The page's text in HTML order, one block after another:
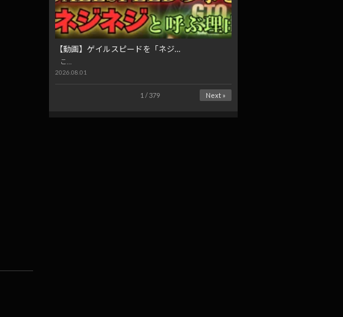
【動画】ゲイルスピードを「ネジ…
こ…
2026.08.01
1 / 379 Next »